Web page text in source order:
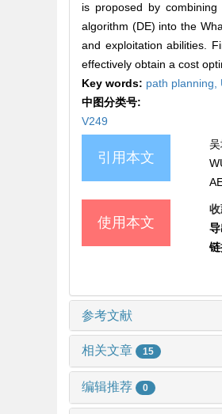
is proposed by
algorithm (DE) into the
and exploitation abilities.
effectively obtain a cost
Key words: path planning,
中图分类号:
V249
引用本文
使用本文
参考文献
相关文章 15
编辑推荐 0